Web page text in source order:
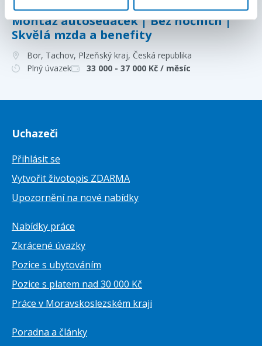
Montáž autosedaček | Bez nočních |
Skvělá mzda a benefity
Bor, Tachov, Plzeňský kraj, Česká republika
Plný úvazek
33 000 - 37 000 Kč / měsíc
Uchazeči
Přihlásit se
Vytvořit životopis ZDARMA
Upozornění na nové nabídky
Nabídky práce
Zkrácené úvazky
Pozice s ubytováním
Pozice s platem nad 30 000 Kč
Práce v Moravskoslezském kraji
Poradna a články